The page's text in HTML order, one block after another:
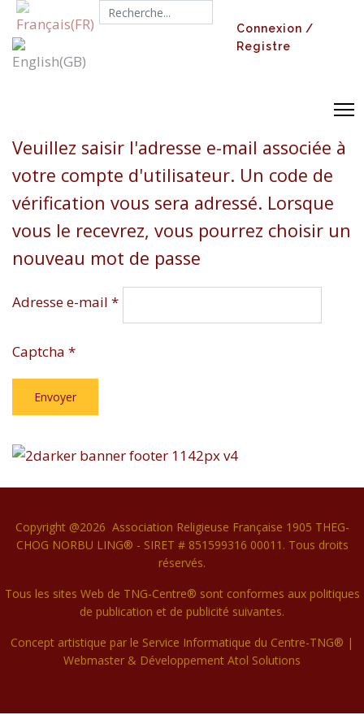
Search...
Connexion /
Registre
Veuillez saisir l'adresse e-mail associée à
votre compte d'utilisateur. Un code de
vérification vous sera adressé. Lorsque
vous le recevrez, vous pourrez choisir un
nouveau mot de passe
Adresse e-mail *
Captcha *
Envoyer
Copyright @2026 Association Religieuse Française 1905 THEG-
CHOG NORBU LING® - SIRET # 851599316 00011. Tous droits
réservés.
Tous les sites Web de TNG-Centre® sont conformes aux politiques
de publication et de publicité suivantes.
Concept artistique par le Service Informatique du Centre-TNG® |
Webmaster & Développement Atol Solutions